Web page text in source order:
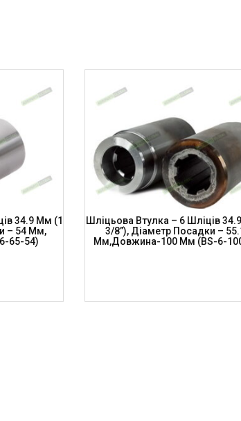
34.9 Мм (1
– 54 Мм,
65-54)
Шліцьова Втулка – 6 Шліців
3/8”), Діаметр Посадки –
Мм,довжина-100 Мм (BS-6-